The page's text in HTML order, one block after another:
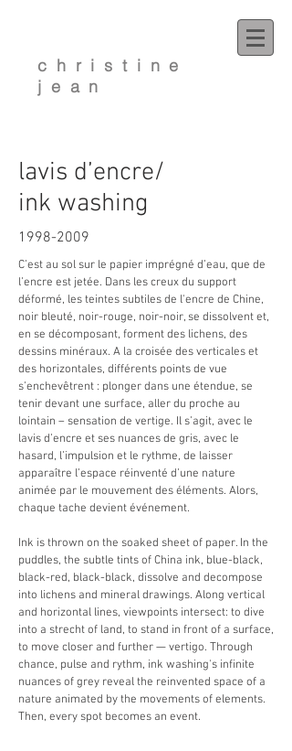
christine
jean
lavis d’encre/
ink washing
1998-2009
C’est au sol sur le papier imprégné d’eau, que de
l’encre est jetée. Dans les creux du support
déformé, les teintes subtiles de l'encre de Chine,
noir bleuté, noir-rouge, noir-noir, se dissolvent et,
en se décomposant, forment des lichens, des
dessins minéraux. A la croisée des verticales et
des horizontales, différents points de vue
s’enchevêtrent : plonger dans une étendue, se
tenir devant une surface, aller du proche au
lointain – sensation de vertige. Il s’agit, avec le
lavis d’encre et ses nuances de gris, avec le
hasard, l’impulsion et le rythme, de laisser
apparaître l’espace réinventé d’une nature
animée par le mouvement des éléments. Alors,
chaque tache devient événement.
Ink is thrown on the soaked sheet of paper. In the
puddles, the subtle tints of China ink, blue-black,
black-red, black-black, dissolve and decompose
into lichens and mineral drawings. Along vertical
and horizontal lines, viewpoints intersect: to dive
into a strecht of land, to stand in front of a surface,
to move closer and further — vertigo. Through
chance, pulse and rythm, ink washing's infinite
nuances of grey reveal the reinvented space of a
nature animated by the movements of elements.
Then, every spot becomes an event.